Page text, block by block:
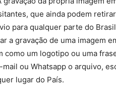
que ainda podem
para qualquer parte do
a gravação de uma imagem
um logotipo ou uma
ou Whatsapp o arquivo,
lugar do País.